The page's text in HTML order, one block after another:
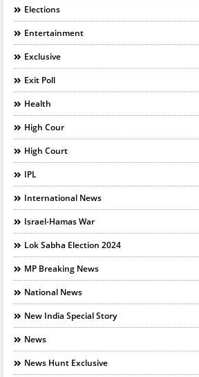
Elections
Entertainment
Exclusive
Exit Poll
Health
High Cour
High Court
IPL
International News
Israel-Hamas War
Lok Sabha Election 2024
MP Breaking News
National News
New India Special Story
News
News Hunt Exclusive